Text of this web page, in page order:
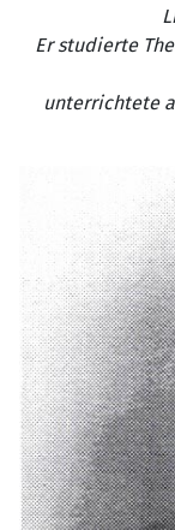
Er studierte
unterrichtete